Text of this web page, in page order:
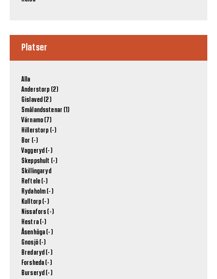
Platser
Alla
Anderstorp (2)
Gislaved (2)
Smålandsstenar (1)
Värnamo (7)
Hillerstorp (-)
Bor (-)
Vaggeryd (-)
Skeppshult (-)
Skillingaryd
Reftele (-)
Rydaholm (-)
Kulltorp (-)
Nissafors (-)
Hestra (-)
Åsenhöga (-)
Gnosjö (-)
Bredaryd (-)
Forsheda (-)
Burseryd (-)